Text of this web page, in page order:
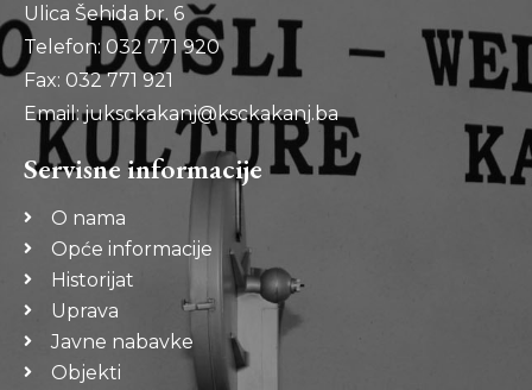
Ulica Šehida br. 6
Telefon: 032 771 920
Fax: 032 771 921
Email: juksckakanj@ksckakanj.ba
Servisne informacije
O nama
Opće informacije
Historijat
Uprava
Javne nabavke
Objekti